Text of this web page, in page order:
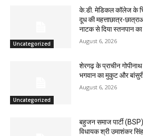
Uncategorized
के.डी. मेडिकल कॉलेज के
दूध की महत्ताछात्र-
नाटक से दिया स्तनपान
August 6, 2026
Uncategorized
शेरगढ़ के प्राचीन गोपीनाथ
भगवान का मुकुट और
August 6, 2026
बहुजन समाज पार्टी
विधायक श्री उमाशंकर